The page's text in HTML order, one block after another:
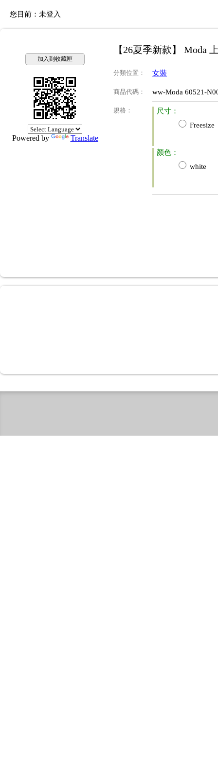
您目前： 未登入
加入到收藏匣
Powered by Translate
【26夏季新款】 Moda
分類位置 ： 女裝
商品代碼 ： ww-Moda 60521-
規格 ：
尺寸：
Freesize
颜色：
white